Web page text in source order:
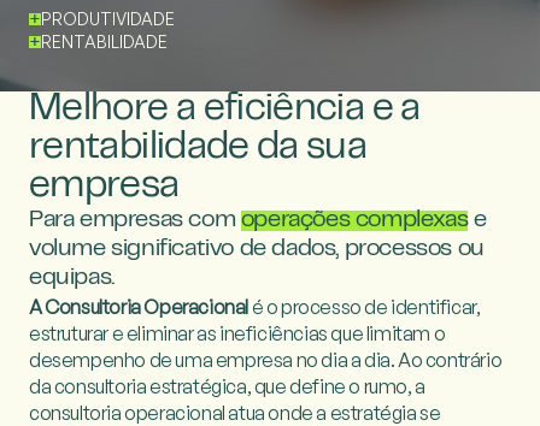
PRODUTIVIDADE
RENTABILIDADE
Melhore a eficiência e a
rentabilidade da sua
empresa
Para empresas com operações complexase
volume significativo de dados, processos ou
equipas.
A Consultoria Operacionalé o processo de identificar,
estruturar e eliminar as ineficiências que limitam o
desempenho de uma empresa no dia a dia. Ao contrário
da consultoria estratégica, que define o rumo, a
consultoria operacional atua onde a estratégia se